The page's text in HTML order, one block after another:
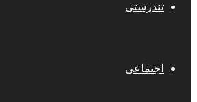
تندرستی
اجتماعی